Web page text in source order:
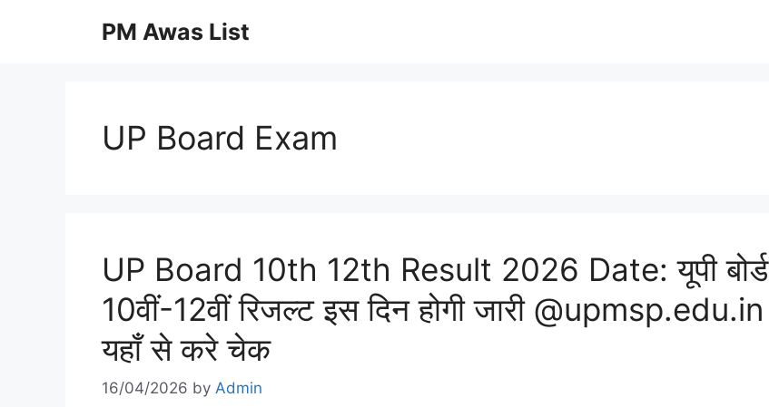
PM Awas List
UP Board Exam
UP Board 10th 12th Result 2026 Date: यूपी बोर्ड
10वीं-12वीं रिजल्ट इस दिन होगी जारी @upmsp.edu.in
यहाँ से करे चेक
16/04/2026 by Admin